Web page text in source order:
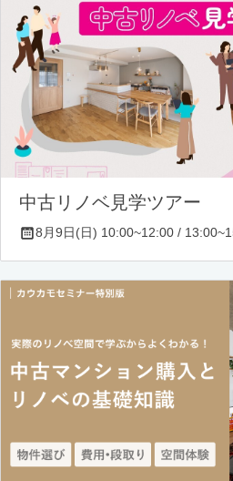
中古リノベ見学ツアー
8月9日(日) 10:00~12:00 /